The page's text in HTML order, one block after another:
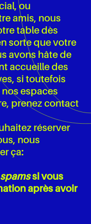
ou
amis, nous
table dès
sorte que votre
avons hâte de
accueille des
si toutefois
espaces
prenez contact
réserver
nous
ça:
spamssi vous
après avoir